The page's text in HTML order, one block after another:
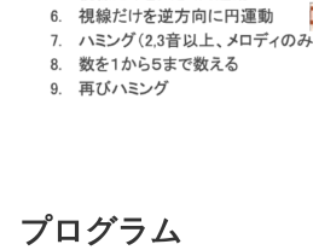
プログラム